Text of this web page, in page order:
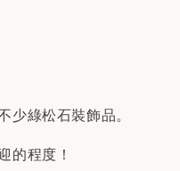
少綠松石裝飾品。
的程度！